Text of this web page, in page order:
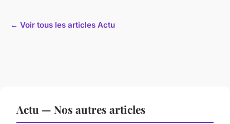
← Voir tous les articles Actu
Actu — Nos autres articles